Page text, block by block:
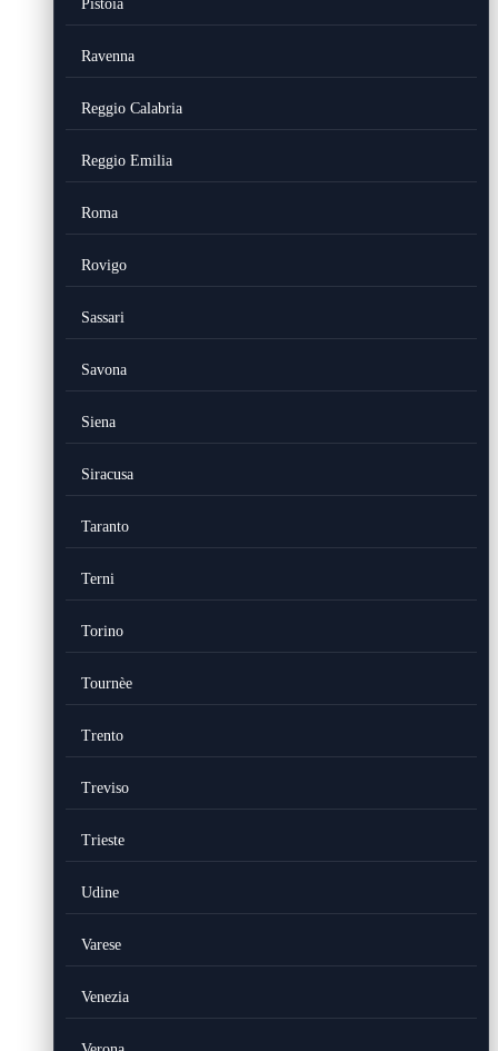
Pistoia
Ravenna
Reggio Calabria
Reggio Emilia
Roma
Rovigo
Sassari
Savona
Siena
Siracusa
Taranto
Terni
Torino
Tournèe
Trento
Treviso
Trieste
Udine
Varese
Venezia